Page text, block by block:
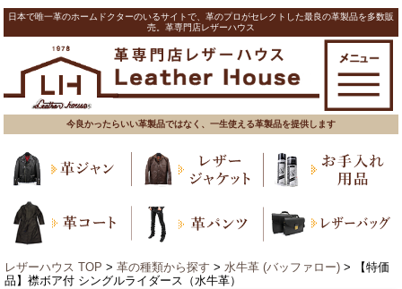
日本で唯一革のホームドクターのいるサイトで、革のプロがセレクトした最良の革製品を多数販
売。革専門店レザーハウス
今良かったらいい革製品ではなく、一生使える革製品を提供します
レザーハウス TOP > 革の種類から探す > 水牛革 (バッファロー) > 【特価
品】襟ボア付 シングルライダース（水牛革）